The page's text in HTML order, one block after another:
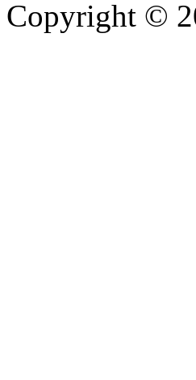
Copyright ©